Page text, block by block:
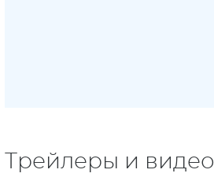
Трейлеры и видео